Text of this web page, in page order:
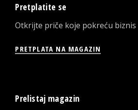
Pretplatite se
Otkrijte priče koje pokreću biznis
PRETPLATA NA MAGAZIN
Prelistaj magazin